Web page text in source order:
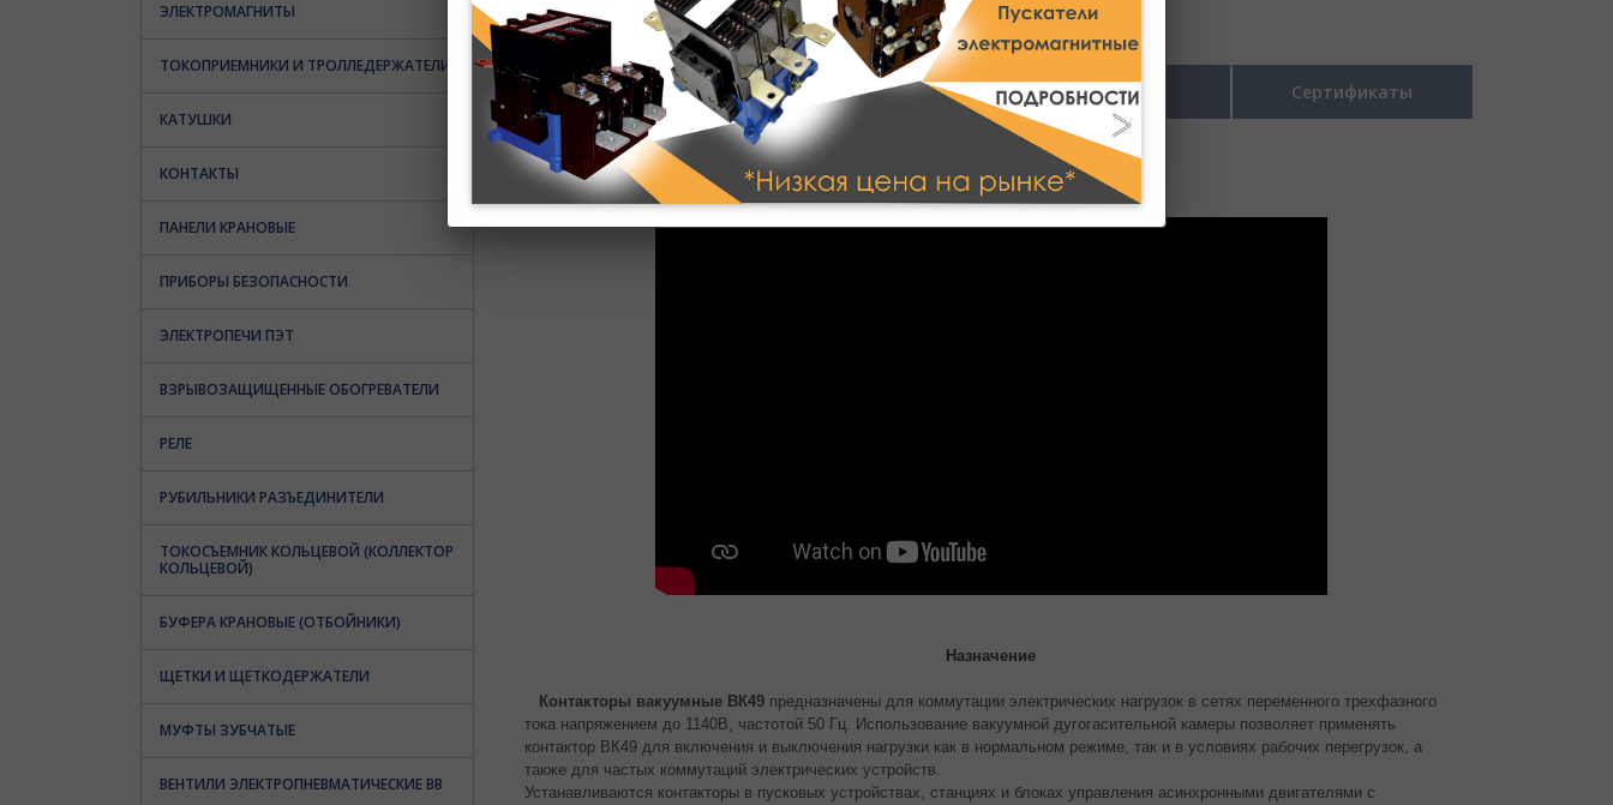
ЭЛЕКТРОМАГНИТЫ
ТОКОПРИЕМНИКИ И ТРОЛЛЕДЕРЖАТЕЛИ
КАТУШКИ
КОНТАКТЫ
ПАНЕЛИ КРАНОВЫЕ
ПРИБОРЫ БЕЗОПАСНОСТИ
ЭЛЕКТРОПЕЧИ ПЭТ
ВЗРЫВОЗАЩИЩЕННЫЕ ОБОГРЕВАТЕЛИ
РЕЛЕ
РУБИЛЬНИКИ РАЗЪЕДИНИТЕЛИ
ТОКОСЪЕМНИК КОЛЬЦЕВОЙ (КОЛЛЕКТОР
КОЛЬЦЕВОЙ)
БУФЕРА КРАНОВЫЕ (ОТБОЙНИКИ)
ЩЕТКИ И ЩЕТКОДЕРЖАТЕЛИ
МУФТЫ ЗУБЧАТЫЕ
ВЕНТИЛИ ЭЛЕКТРОПНЕВМАТИЧЕСКИЕ ВВ
Полное описание Техническое описание Размеры Сертификаты
Назначение
Контакторы вакуумные ВК49предназначены для коммутации электрических нагрузок в сетях переменного трехфазного
тока напряжением до 1140В, частотой 50 Гц. Использование вакуумной дугогасительной камеры позволяет применять
контактор ВК49 для включения и выключения нагрузки как в нормальном режиме, так и в условиях рабочих перегрузок, а
также для частых коммутаций электрических устройств.
Устанавливаются контакторы в пусковых устройствах, станциях и блоках управления асинхронными двигателями с